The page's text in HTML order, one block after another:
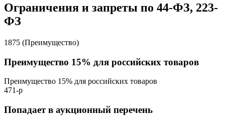
Ограничения и запреты по 44-ФЗ, 223-
ФЗ
1875 (Преимущество)
Преимущество 15% для российских товаров
Преимущество 15% для российских товаров
471-р
Попадает в аукционный перечень